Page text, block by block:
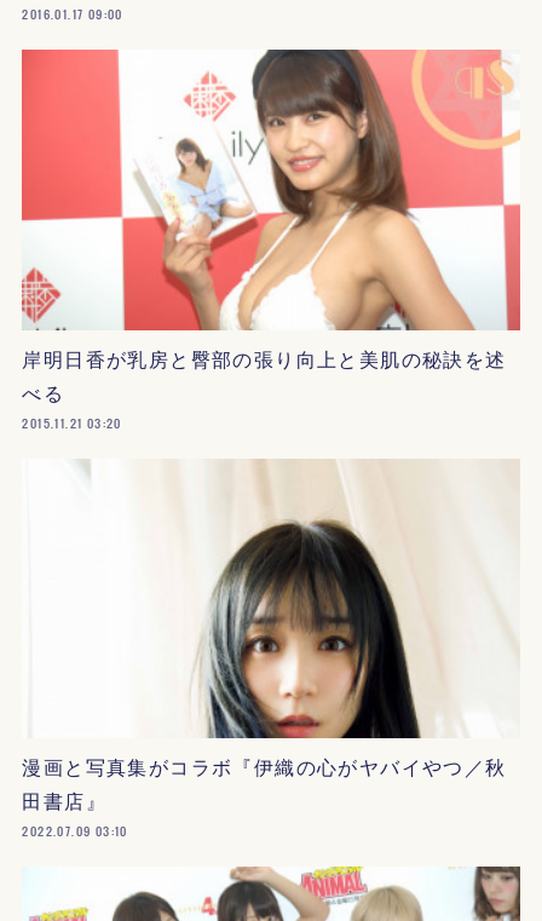
2016.01.17 09:00
岸明日香が乳房と臀部の張り向上と美肌の秘訣を述
べる
2015.11.21 03:20
漫画と写真集がコラボ『伊織の心がヤバイやつ／秋
田書店』
2022.07.09 03:10